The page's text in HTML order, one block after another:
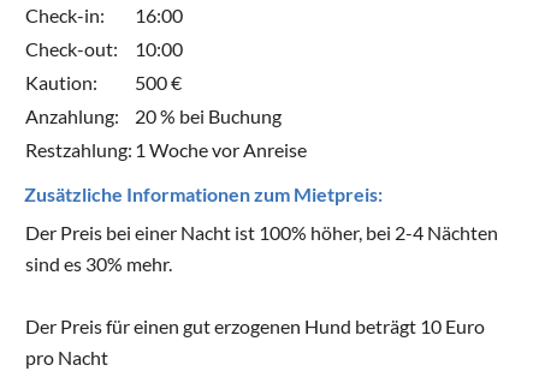
Check-in:
16:00
Check-out:
10:00
Kaution:
500 €
Anzahlung:
20 % bei Buchung
Restzahlung: 1 Woche vor Anreise
Zusätzliche Informationen zum Mietpreis:
Der Preis bei einer Nacht ist 100% höher, bei 2-4 Nächten
sind es 30% mehr.
Der Preis für einen gut erzogenen Hund beträgt 10 Euro
pro Nacht